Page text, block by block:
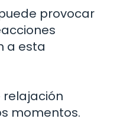
provocar
a esta
relajación
momentos.